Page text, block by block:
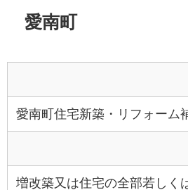
愛南町
愛南町住宅新築・リフォーム
増改築又は住宅の全部若しく